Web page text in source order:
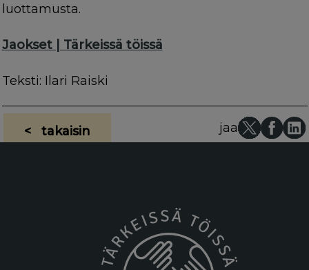
luottamusta.
Jaokset | Tärkeissä töissä
Teksti: Ilari Raiski
< takaisin jaa